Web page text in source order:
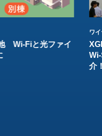
Wi-Fiと光ファイ
ワ
介